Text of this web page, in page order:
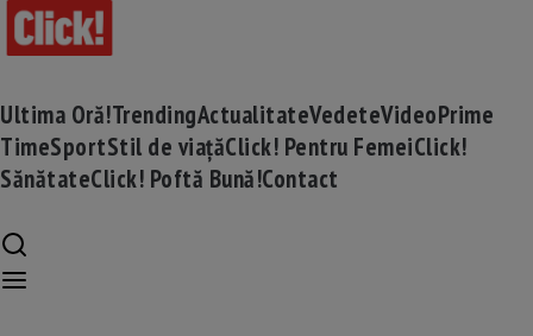
Ultima Oră!TrendingActualitateVedeteVideoPrime
TimeSportStil de viațăClick! Pentru FemeiClick!
SănătateClick! Poftă Bună!Contact